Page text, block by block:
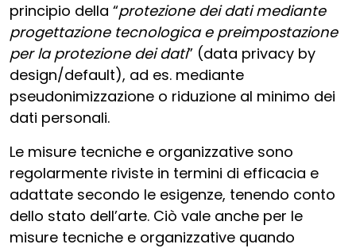
principio della “protezione dei dati mediante
progettazione tecnologica e preimpostazione
per la protezione dei dati” (data privacy by
design/default), ad es. mediante
pseudonimizzazione o riduzione al minimo dei
dati personali.
Le misure tecniche e organizzative sono
regolarmente riviste in termini di efficacia e
adattate secondo le esigenze, tenendo conto
dello stato dell’arte. Ciò vale anche per le
misure tecniche e organizzative quando